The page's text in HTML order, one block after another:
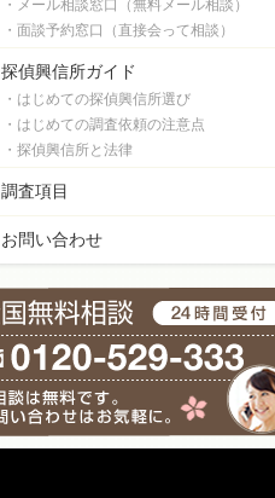
・メール相談窓口（無料メール相談）
・面談予約窓口（直接会って相談）
探偵興信所ガイド
・はじめての探偵興信所選び
・はじめての調査依頼の注意点
・探偵興信所と法律
調査項目
お問い合わせ